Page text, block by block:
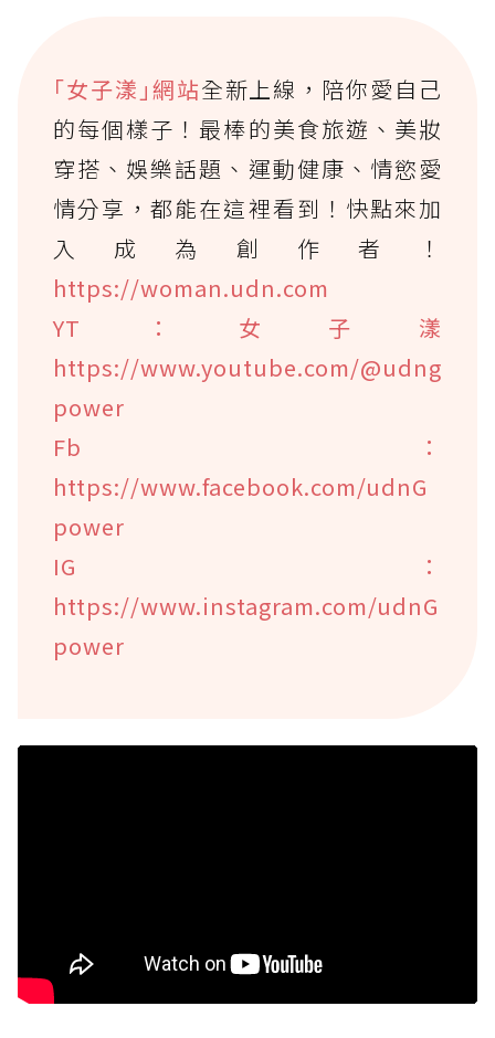
｢女子漾｣網站全新上線，陪你愛自己
的每個樣子！最棒的美食旅遊、美妝
穿搭、娛樂話題、運動健康、情慾愛
情分享，都能在這裡看到！快點來加
入成為創作者！
https://woman.udn.com
YT：女子漾
https://www.youtube.com/@udng
power
Fb：
https://www.facebook.com/udnG
power
IG：
https://www.instagram.com/udnG
power